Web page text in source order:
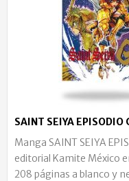
SAINT SEIYA EPISODIO
Manga SAINT SEIYA
editorial Kamite México
208 páginas a blanco y